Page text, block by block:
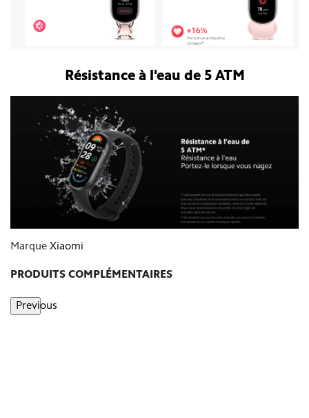
Résistance à l'eau de 5 ATM
Marque Xiaomi
PRODUITS COMPLÉMENTAIRES
Previous